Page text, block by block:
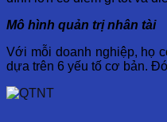
Mô hình quản trị nhân tài
Với mỗi doanh nghiệp, họ
dựa trên 6 yếu tố cơ bản.